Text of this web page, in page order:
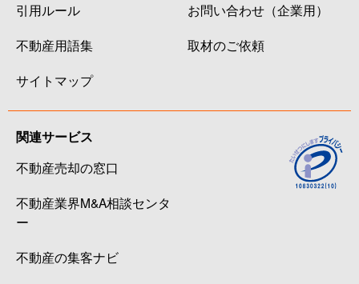
引用ルール
不動産用語集
サイトマップ
お問い合わせ（企業用）
取材のご依頼
関連サービス
不動産売却の窓口
不動産業界M&A相談センタ
ー
不動産の集客ナビ